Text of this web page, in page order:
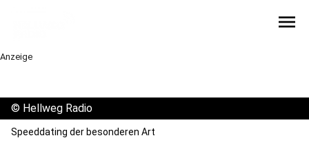
menu
Anzeige
© Hellweg Radio
Speeddating der besonderen Art